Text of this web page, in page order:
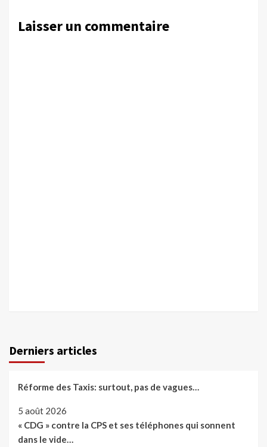
Laisser un commentaire
Derniers articles
Réforme des Taxis: surtout, pas de vagues…
5 août 2026
« CDG » contre la CPS et ses téléphones qui sonnent
dans le vide…